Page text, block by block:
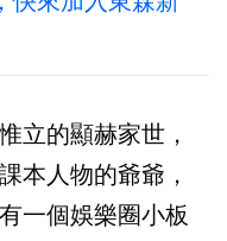
立的顯赫家世，
本人物的爺爺，
一個娛樂圈小板